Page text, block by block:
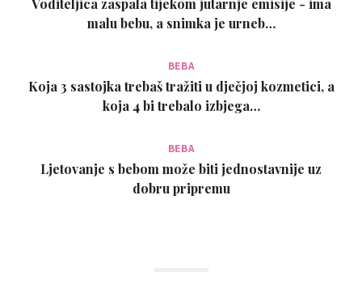
Voditeljica zaspala tijekom jutarnje emisije - ima
malu bebu, a snimka je urneb…
BEBA
Koja 3 sastojka trebaš tražiti u dječjoj kozmetici, a
koja 4 bi trebalo izbjega…
BEBA
Ljetovanje s bebom može biti jednostavnije uz
dobru pripremu